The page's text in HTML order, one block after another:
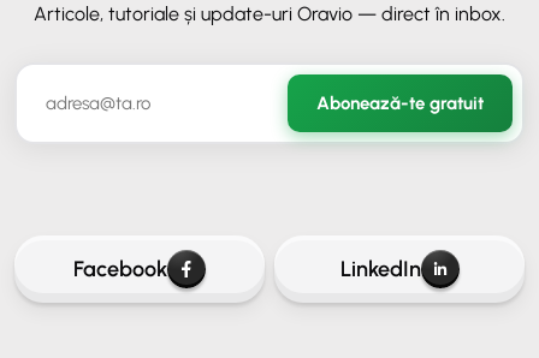
Articole, tutoriale și update-uri Oravio — direct în inbox.
Abonează-te gratuit
Facebook LinkedIn
ORAVIO - Asistent AI
Lasă-ne adresa ta de email ca să continui conversația.